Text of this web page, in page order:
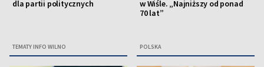
dla partii politycznych
TEMATY INFO WILNO
w Wiśle. „Najniższy od ponad
70 lat”
POLSKA